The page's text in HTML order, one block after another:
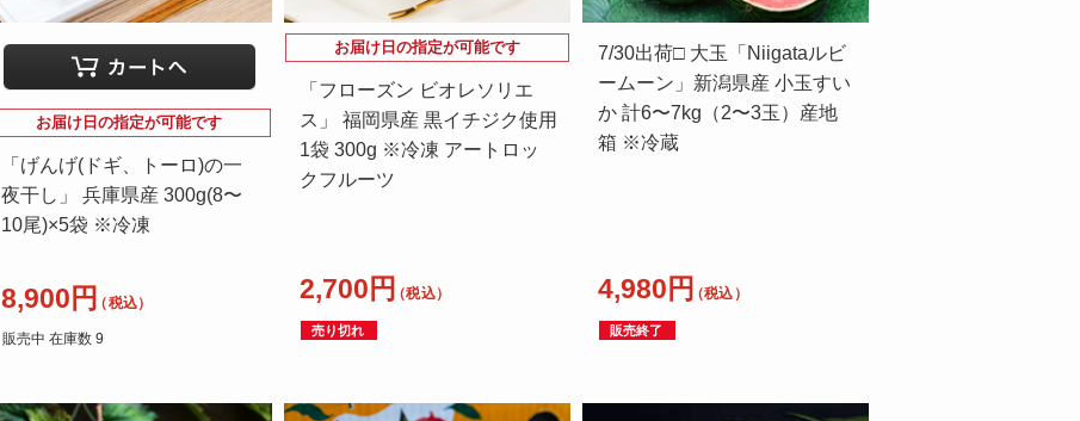
お届け日の指定が可能です
「げんげ(ドギ、トーロ)の一
夜干し」 兵庫県産 300g(8〜
10尾)×5袋 ※冷凍
8,900円 （税込）
販売中 在庫数 9
お届け日の指定が可能です
「フローズン ビオレソリエ
ス」 福岡県産 黒イチジク使用
1袋 300g ※冷凍 アートロッ
クフルーツ
2,700円 （税込）
売り切れ
7/30出荷□ 大玉「Niigataルビ
ームーン」新潟県産 小玉すい
か 計6〜7kg（2〜3玉）産地
箱 ※冷蔵
4,980円（税込）
販売終了